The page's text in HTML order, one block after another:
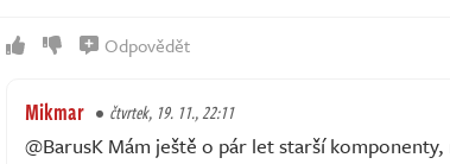
Odpovědět
Mikmar čtvrtek, 19. 11., 22:11
@BarusK Mám ještě o pár let starší